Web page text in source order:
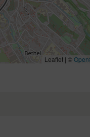
Leaflet | ©